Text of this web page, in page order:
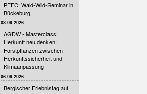
PEFC: Wald-Wild-Seminar in
Bückeburg
03.09.2026
AGDW - Masterclass:
Herkunft neu denken:
Forstpflanzen zwischen
Herkunftssicherheit und
Klimaanpassung
06.09.2026
Bergischer Erlebnistag auf